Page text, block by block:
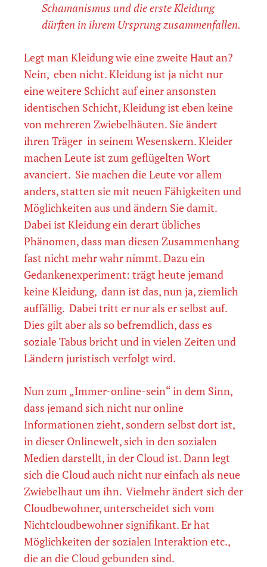
Schamanismus und die erste Kleidung
dürften in ihrem Ursprung zusammenfallen.
Legt man Kleidung wie eine zweite Haut an?
Nein, eben nicht. Kleidung ist ja nicht nur
eine weitere Schicht auf einer ansonsten
identischen Schicht, Kleidung ist eben keine
von mehreren Zwiebelhäuten. Sie ändert
ihren Träger in seinem Wesenskern. Kleider
machen Leute ist zum geflügelten Wort
avanciert. Sie machen die Leute vor allem
anders, statten sie mit neuen Fähigkeiten und
Möglichkeiten aus und ändern Sie damit.
Dabei ist Kleidung ein derart übliches
Phänomen, dass man diesen Zusammenhang
fast nicht mehr wahr nimmt. Dazu ein
Gedankenexperiment: trägt heute jemand
keine Kleidung, dann ist das, nun ja, ziemlich
auffällig. Dabei tritt er nur als er selbst auf.
Dies gilt aber als so befremdlich, dass es
soziale Tabus bricht und in vielen Zeiten und
Ländern juristisch verfolgt wird.
Nun zum „Immer-online-sein“ in dem Sinn,
dass jemand sich nicht nur online
Informationen zieht, sondern selbst dort ist,
in dieser Onlinewelt, sich in den sozialen
Medien darstellt, in der Cloud ist. Dann legt
sich die Cloud auch nicht nur einfach als neue
Zwiebelhaut um ihn. Vielmehr ändert sich der
Cloudbewohner, unterscheidet sich vom
Nichtcloudbewohner signifikant. Er hat
Möglichkeiten der sozialen Interaktion etc.,
die an die Cloud gebunden sind.